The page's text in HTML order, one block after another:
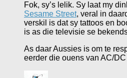
Fok, sy’s lelik. Sy laat my
Sesame Street, veral in
verskil is dat sy tattoos en
is as die televisie se
As daar Aussies is om te
eerder die ouens van AC/